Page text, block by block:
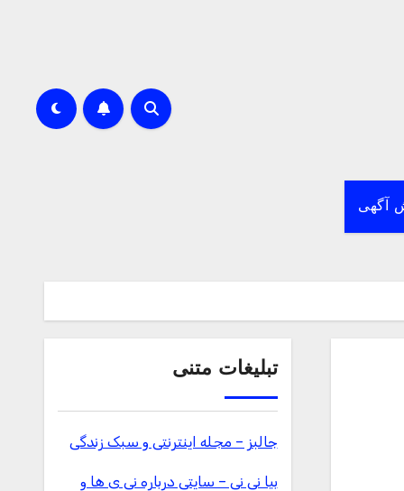
آگهی
تبلیغات متنی
جالبز – مجله اینترنتی و سبک زندگی
بیا نی نی – سایتی درباره نی ی ها و